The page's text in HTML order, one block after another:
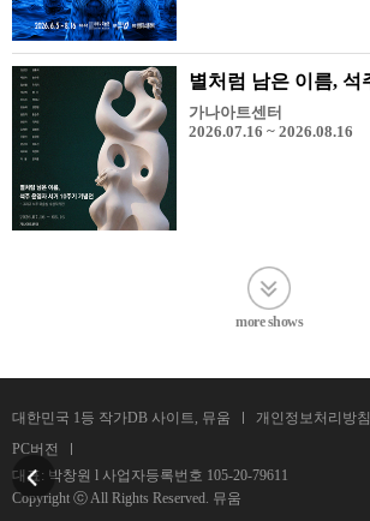
가나아트센터
2026.07.16 ~ 2026.08.16
more shows
대한민국 1등 작가DB 사이트, 뮤움 개인정보처리방침
PC버전
대표: 박창원 l 사업자등록번호 105-20-79611
Copyright ⓒ All Rights Reserved. 뮤움